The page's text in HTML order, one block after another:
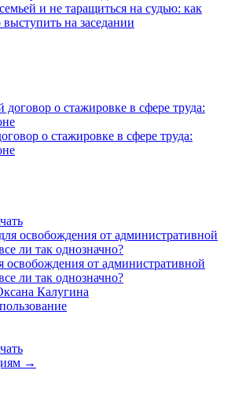
и не таращиться на судью: как
на заседании
о стажировке в сфере труда:
освобождения от административной
ли так однозначно?
Калугина
→